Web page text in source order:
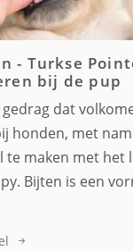
- Turkse
bij de pup
dat
honden, met
te maken met het
Bijten is een